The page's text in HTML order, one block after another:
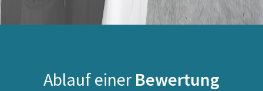
Ablauf einer Bewertung